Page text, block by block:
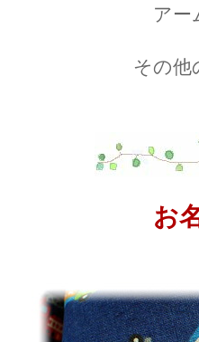
アー
その他
お